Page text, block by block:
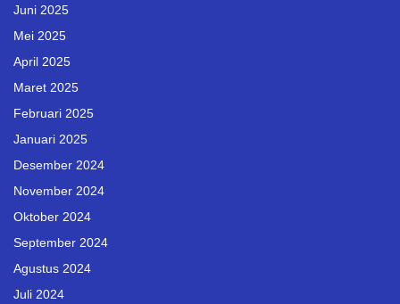
Juni 2025
Mei 2025
April 2025
Maret 2025
Februari 2025
Januari 2025
Desember 2024
November 2024
Oktober 2024
September 2024
Agustus 2024
Juli 2024